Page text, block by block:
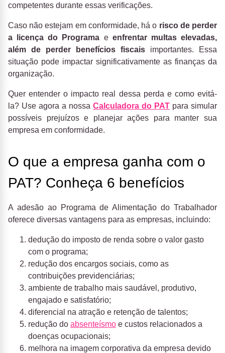
competentes durante essas verificações.
Caso não estejam em conformidade, há o risco de perder
a licença do Programa e enfrentar multas elevadas,
além de perder benefícios fiscais importantes. Essa
situação pode impactar significativamente as finanças da
organização.
Quer entender o impacto real dessa perda e como evitá-
la? Use agora a nossa Calculadora do PAT para simular
possíveis prejuízos e planejar ações para manter sua
empresa em conformidade.
O que a empresa ganha com o
PAT? Conheça 6 benefícios
A adesão ao Programa de Alimentação do Trabalhador
oferece diversas vantagens para as empresas, incluindo:
dedução do imposto de renda sobre o valor gasto
com o programa;
redução dos encargos sociais, como as
contribuições previdenciárias;
ambiente de trabalho mais saudável, produtivo,
engajado e satisfatório;
diferencial na atração e retenção de talentos;
redução do absenteísmo e custos relacionados a
doenças ocupacionais;
melhora na imagem corporativa da empresa devido